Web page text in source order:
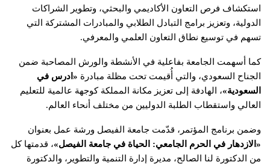
استكشاف فرص التعاون الأكاديمي والبحثي، وتطوير الشراكات
الدولية، وتعزيز برامج التبادل الطلابي والمبادرات المشتركة التي
تسهم في توسيع نطاق التعاون العلمي والمعرفي.
كما أسهمت الجامعة بفاعلية في الأنشطة والورش المصاحبة ضمن
الجناح السعودي، والتي أُقيمت تحت مظلة مبادرة « ادرس في
السعودية»، الهادفة إلى تعزيز مكانة المملكة كوجهة عالمية للتعليم
العالي واستقطاب الطلبة الدوليين من مختلف أنحاء العالم.
وضمن برنامج المؤتمر، قدّمت جامعة الفيصل ورشة عمل بعنوان
« الازدهار في الحرم الجامعي: الحياة في جامعة الفيصل»، قدمتها كل
من الدكتورة لنا الصالح، مديرة إدارة التنمية والتطوير، والدكتورة